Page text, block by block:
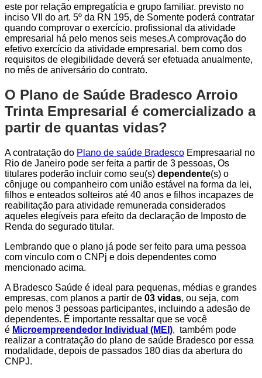
este por relação empregatícia e grupo familiar. previsto no
inciso VII do art. 5º da RN 195, de Somente poderá contratar
quando comprovar o exercício. profissional da atividade
empresarial há pelo menos seis meses.A comprovação do
efetivo exercício da atividade empresarial. bem como dos
requisitos de elegibilidade deverá ser efetuada anualmente,
no mês de aniversário do contrato.
O Plano de Saúde Bradesco Arroio
Trinta Empresarial é comercializado a
partir de quantas vidas?
A contratação do Plano de saúde Bradesco Empresaarial no
Rio de Janeiro pode ser feita a partir de 3 pessoas, Os
titulares poderão incluir como seu(s) dependente(s) o
cônjuge ou companheiro com união estável na forma da lei,
filhos e enteados solteiros até 40 anos e filhos incapazes de
reabilitação para atividade remunerada considerados
aqueles elegíveis para efeito da declaração de Imposto de
Renda do segurado titular.
Lembrando que o plano já pode ser feito para uma pessoa
com vinculo com o CNPj e dois dependentes como
mencionado acima.
A Bradesco Saúde é ideal para pequenas, médias e grandes
empresas, com planos a partir de 03 vidas, ou seja, com
pelo menos 3 pessoas participantes, incluindo a adesão de
dependentes. É importante ressaltar que se você
é Microempreendedor Individual (MEI), também pode
realizar a contratação do plano de saúde Bradesco por essa
modalidade, depois de passados 180 dias da abertura do
CNPJ.